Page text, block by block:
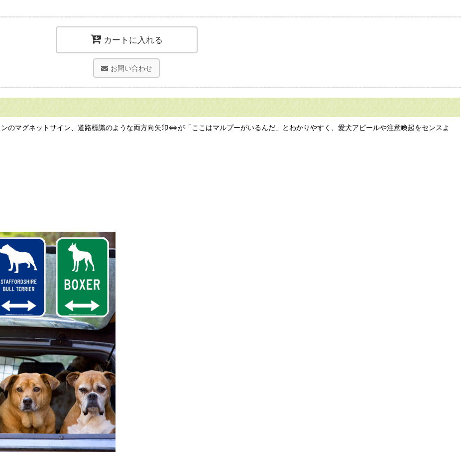
カートに入れる
お問い合わせ
のマグネットサイン、道路標識のような両方向矢印⇔が「ここはマルプーがいるんだ」とわかりやすく、愛犬アピールや注意喚起をセンスよ